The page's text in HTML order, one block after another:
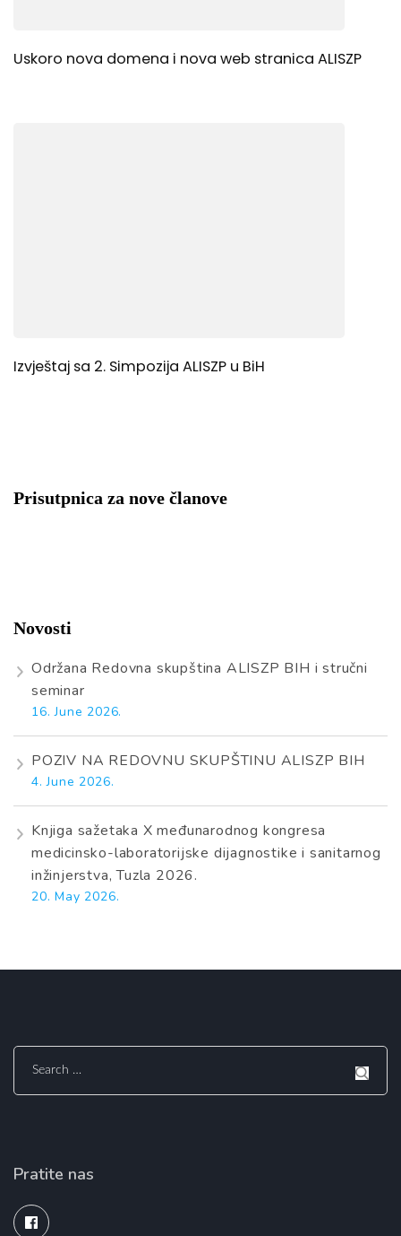
Uskoro nova domena i nova web stranica ALISZP
Izvještaj sa 2. Simpozija ALISZP u BiH
Prisutpnica za nove članove
Novosti
Održana Redovna skupština ALISZP BIH i stručni
seminar
16. June 2026.
POZIV NA REDOVNU SKUPŠTINU ALISZP BIH
4. June 2026.
Knjiga sažetaka X međunarodnog kongresa
medicinsko-laboratorijske dijagnostike i sanitarnog
inžinjerstva, Tuzla 2026.
20. May 2026.
Search
for:
Pratite nas